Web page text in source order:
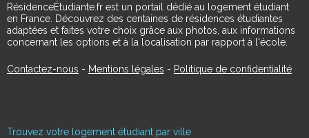
RésidenceÉtudiante.fr est un portail dédié au logement étudiant
en France. Découvrez des centaines de résidences étudiantes
adaptées et faites votre choix grâce aux photos, aux informations
concernant les options et à la localisation par rapport à l'école.
Contactez-nous - Mentions légales - Politique de confidentialité
Trouvez votre logement étudiant par ville